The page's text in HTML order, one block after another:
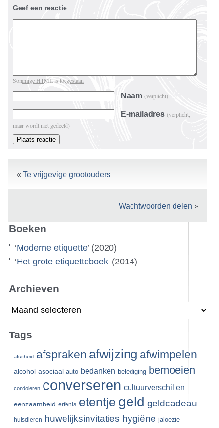
Geef een reactie
Sommige HTML is toegestaan
Naam (verplicht)
E-mailadres (verplicht,
maar wordt niet gedeeld)
« Te vrijgevige grootouders
Wachtwoorden delen »
Boeken
‘Moderne etiquette’ (2020)
‘Het grote etiquetteboek’ (2014)
Archieven
Archieven
Tags
afscheid afspraken afwijzing afwimpelen
alcohol asociaal auto bedanken belediging bemoeien
condoleren converseren cultuurverschillen
eenzaamheid erfenis etentje geld geldcadeau
huisdieren huwelijksinvitaties hygiëne jaloezie